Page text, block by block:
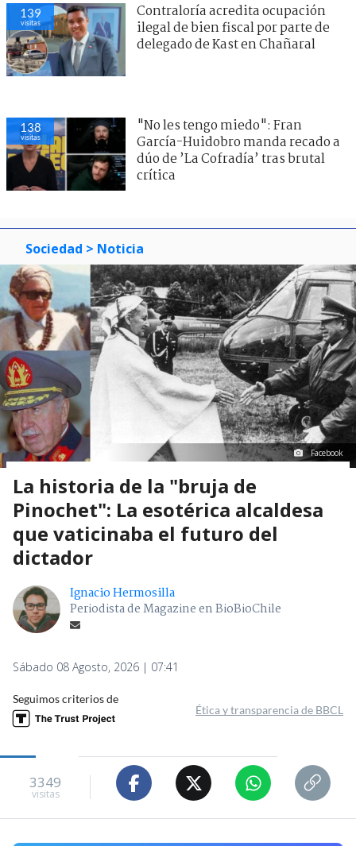
139
visitas
Contraloría acredita ocupación
ilegal de bien fiscal por parte de
delegado de Kast en Chañaral
138
visitas
"No les tengo miedo": Fran
García-Huidobro manda recado a
dúo de ’La Cofradía’ tras brutal
crítica
Sociedad > Noticia
Facebook
La historia de la "bruja de
Pinochet": La esotérica alcaldesa
que vaticinaba el futuro del
dictador
Ignacio Hermosilla
Periodista de Magazine en BioBioChile
Sábado 08 Agosto, 2026 | 07:41
Seguimos criterios de
Ética y transparencia de BBCL
3349
visitas